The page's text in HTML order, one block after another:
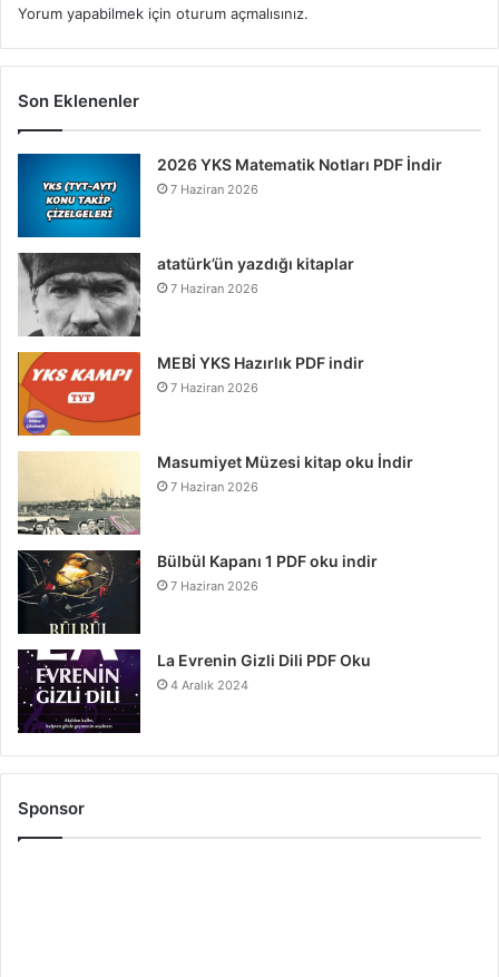
Yorum yapabilmek için oturum açmalısınız.
Son Eklenenler
2026 YKS Matematik Notları PDF İndir
7 Haziran 2026
atatürk’ün yazdığı kitaplar
7 Haziran 2026
MEBİ YKS Hazırlık PDF indir
7 Haziran 2026
Masumiyet Müzesi kitap oku İndir
7 Haziran 2026
Bülbül Kapanı 1 PDF oku indir
7 Haziran 2026
La Evrenin Gizli Dili PDF Oku
4 Aralık 2024
Sponsor